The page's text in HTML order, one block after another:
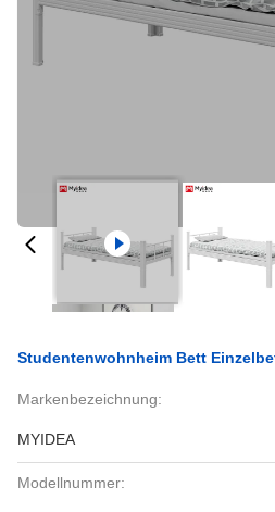
Studentenwohnheim Bett
Markenbezeichnung:
MYIDEA
Modellnummer: